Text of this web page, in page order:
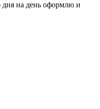
дня на день оформлю и